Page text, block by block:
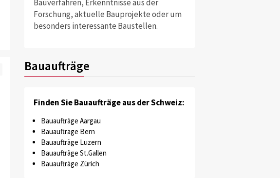
Bauverfahren, Erkenntnisse aus der
Forschung, aktuelle Bauprojekte oder um
besonders interessante Baustellen.
Bauaufträge
Finden Sie Bauaufträge aus der Schweiz:
Bauaufträge Aargau
Bauaufträge Bern
Bauaufträge Luzern
Bauaufträge St.Gallen
Bauaufträge Zürich